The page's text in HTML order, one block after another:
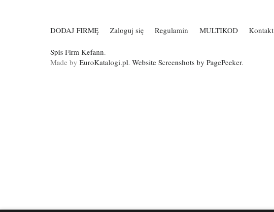
DODAJ FIRMĘ Zaloguj się Regulamin MULTIKOD Kontakt
Spis Firm Kefann.
Made by EuroKatalogi.pl. Website Screenshots by PagePeeker.